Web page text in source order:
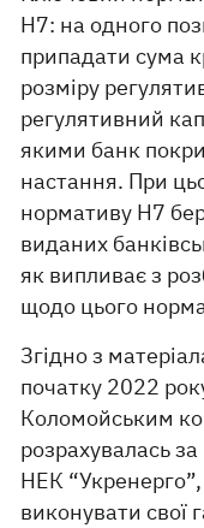
Н7: на одного
припадати сума
розміру
регулятивний
якими банк
настання. При
нормативу Н7
виданих
як випливає з
щодо цього
Згідно з
початку 2022
Коломойським
розрахувалась
НЕК
виконувати свої